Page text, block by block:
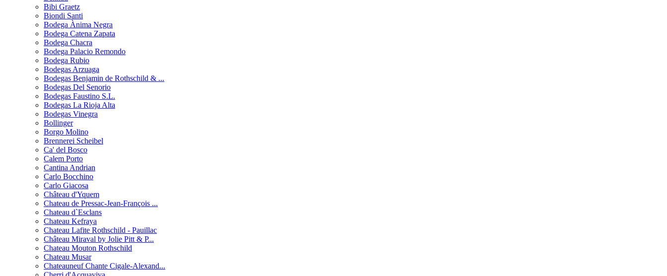
Bibi Graetz
Biondi Santi
Bodega Ànima Negra
Bodega Catena Zapata
Bodega Chacra
Bodega Palacio Remondo
Bodega Rubio
Bodegas Arzuaga
Bodegas Benjamin de Rothschild & ...
Bodegas Del Senorio
Bodegas Faustino S.L.
Bodegas La Rioja Alta
Bodegas Vinegra
Bollinger
Borgo Molino
Brennerei Scheibel
Ca' del Bosco
Calem Porto
Cantina Andrian
Carlo Bocchino
Carlo Giacosa
Château d'Yquem
Chateau de Pressac-Jean-François ...
Chateau d`Esclans
Chateau Kefraya
Chateau Lafite Rothschild - Pauillac
Château Miraval by Jolie Pitt & P...
Chateau Mouton Rothschild
Chateau Musar
Chateauneuf Chante Cigale-Alexand...